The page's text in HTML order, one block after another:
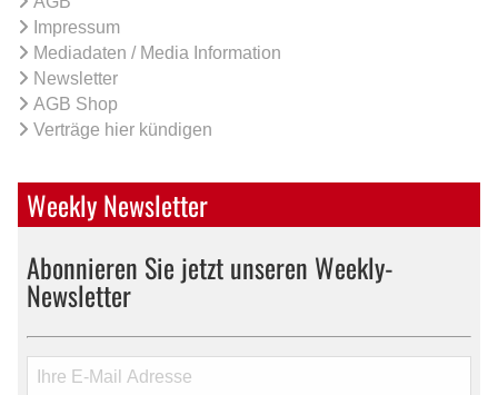
Impressum
Mediadaten / Media Information
Newsletter
AGB Shop
Verträge hier kündigen
Weekly Newsletter
Abonnieren Sie jetzt unseren Weekly-
Newsletter